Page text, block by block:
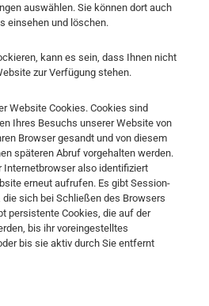
auswählen. Sie können dort auch
einsehen und löschen.
kann es sein, dass Ihnen nicht
zur Verfügung stehen.
Website Cookies. Cookies sind
Ihres Besuchs unserer Website von
Browser gesandt und von diesem
späteren Abruf vorgehalten werden.
Internetbrowser also identifiziert
erneut aufrufen. Es gibt Session-
sich bei Schließen des Browsers
persistente Cookies, die auf der
bis ihr voreingestelltes
bis sie aktiv durch Sie entfernt